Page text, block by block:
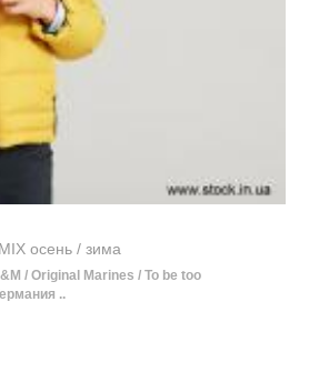
осень / зима
/ Original Marines / To be too
..